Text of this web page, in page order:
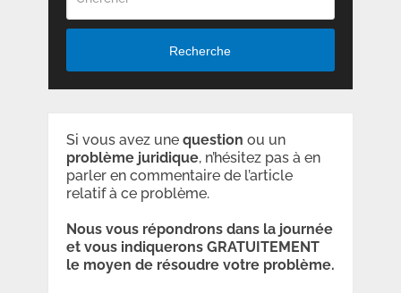
Recherche
Si vous avez une question ou un
problème juridique, n’hésitez pas à en
parler en commentaire de l’article
relatif à ce problème.
Nous vous répondrons dans la journée
et vous indiquerons GRATUITEMENT
le moyen de résoudre votre problème.